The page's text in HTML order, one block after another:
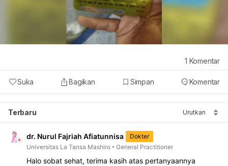
Suka Bagikan Simpan Komentar
1 Komentar
Terbaru Urutkan
dr. Nurul Fajriah Afiatunnisa
Dokter
Universitas La Tansa Mashiro
General Practitioner
Halo sobat sehat, terima kasih atas pertanyaannya